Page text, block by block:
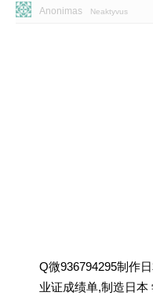
Anonimas Neaktyvus
Q微936794295制作
业证成绩单,制造日本